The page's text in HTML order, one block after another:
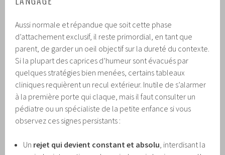
Aussi normale et répandue que soit cette phase
d’attachement exclusif, il reste primordial, en tant que
parent, de garder un oeil objectif sur la dureté du contexte.
Si la plupart des caprices d’humeur sont évacués par
quelques stratégies bien menées, certains tableaux
cliniques requièrent un recul extérieur. Inutile de s’alarmer
à la première porte qui claque, mais il faut consulter un
pédiatre ou un spécialiste de la petite enfance si vous
observez ces signes persistants :
Un rejet qui devient constant et absolu , interdisant la